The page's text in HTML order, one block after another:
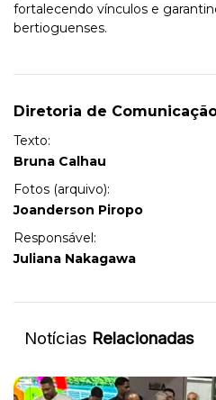
fortalecendo vínculos e
bertioguenses.
Diretoria de
Texto:
Bruna Calhau
Fotos (arquivo):
Joanderson Piropo
Responsável:
Juliana Nakagawa
Notícias Relacionadas